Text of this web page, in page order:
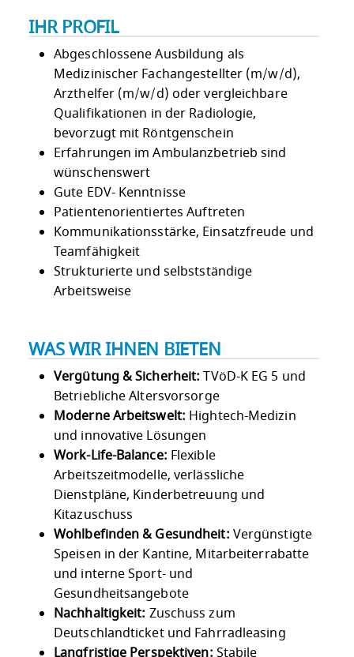
IHR PROFIL
Abgeschlossene Ausbildung als
Medizinischer Fachangestellter (m/w/d),
Arzthelfer (m/w/d) oder vergleichbare
Qualifikationen in der Radiologie,
bevorzugt mit Röntgenschein
Erfahrungen im Ambulanzbetrieb sind
wünschenswert
Gute EDV- Kenntnisse
Patientenorientiertes Auftreten
Kommunikationsstärke, Einsatzfreude und
Teamfähigkeit
Strukturierte und selbstständige
Arbeitsweise
WAS WIR IHNEN BIETEN
Vergütung & Sicherheit: TVöD-K EG 5 und
Betriebliche Altersvorsorge
Moderne Arbeitswelt: Hightech-Medizin
und innovative Lösungen
Work-Life-Balance: Flexible
Arbeitszeitmodelle, verlässliche
Dienstpläne, Kinderbetreuung und
Kitazuschuss
Wohlbefinden & Gesundheit: Vergünstigte
Speisen in der Kantine, Mitarbeiterrabatte
und interne Sport- und
Gesundheitsangebote
Nachhaltigkeit: Zuschuss zum
Deutschlandticket und Fahrradleasing
Langfristige Perspektiven: Stabile